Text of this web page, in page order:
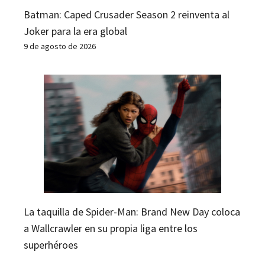
Batman: Caped Crusader Season 2 reinventa al
Joker para la era global
9 de agosto de 2026
La taquilla de Spider-Man: Brand New Day coloca
a Wallcrawler en su propia liga entre los
superhéroes